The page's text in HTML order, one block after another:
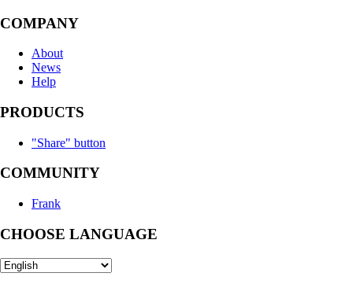
COMPANY
About
News
Help
PRODUCTS
"Share" button
COMMUNITY
Frank
CHOOSE LANGUAGE